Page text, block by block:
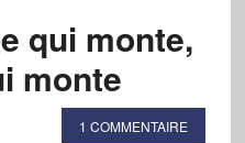
qui monte,
monte
1 COMMENTAIRE